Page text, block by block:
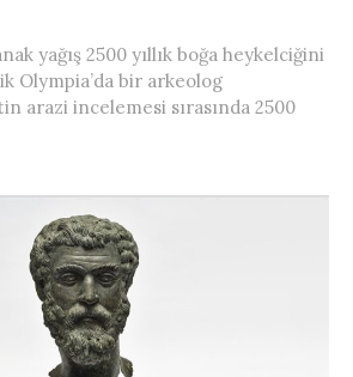
yağış 2500 yıllık boğa heykelciğini
Olympia’da bir arkeolog
arazi incelemesi sırasında 2500